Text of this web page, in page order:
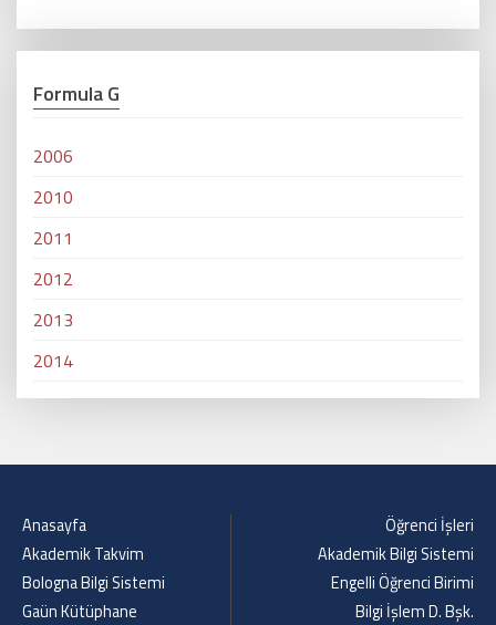
Formula G
2006
2010
2011
2012
2013
2014
Anasayfa
Akademik Takvim
Bologna Bilgi Sistemi
Gaün Kütüphane
Öğrenci İşleri
Akademik Bilgi Sistemi
Engelli Öğrenci Birimi
Bilgi İşlem D. Bşk.